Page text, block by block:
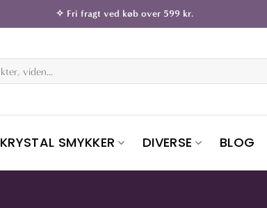
✧ Fri fragt ved køb over 599 kr.
KRYSTAL SMYKKER DIVERSE BLOG